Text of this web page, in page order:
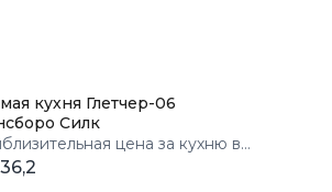
кухня Глетчер-06
Силк
цена за кухню в